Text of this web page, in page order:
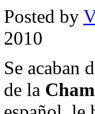
Posted by
2010
Se acaban
de la